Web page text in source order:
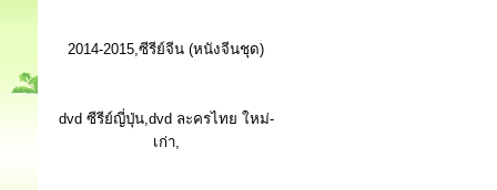
2014-2015,ซีรีย์จีน (หนังจีนชุด)
dvd ซีรีย์ญี่ปุ่น,dvd ละครไทย ใหม่-
เก่า,